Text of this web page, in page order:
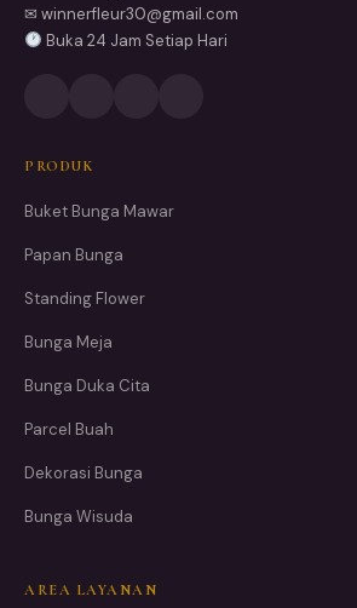
✉ winnerfleur30@gmail.com
Buka 24 Jam Setiap Hari
PRODUK
Buket Bunga Mawar
Papan Bunga
Standing Flower
Bunga Meja
Bunga Duka Cita
Parcel Buah
Dekorasi Bunga
Bunga Wisuda
AREA LAYANAN